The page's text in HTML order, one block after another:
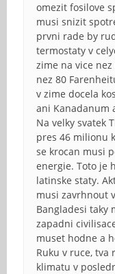
omezit fosilove
musi snizit
prvni rade by
termostaty v
zime na vice
nez 80
v zime docela
ani Kanadanum
Na velky svatek
pres 46 milionu
se krocan musi
energie. Toto je
latinske staty.
musi zavrhnout
Bangladesi taky
zapadni
muset hodne a
Ruku v ruce, tva
klimatu v